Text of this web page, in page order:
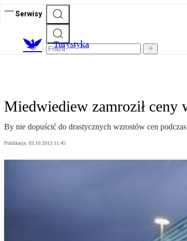
Serwisy
Turystyka
Miedwiediew zamroził ceny
By nie dopuścić do drastycznych wzrostów cen
Publikacja: 03.10.2013 11:45